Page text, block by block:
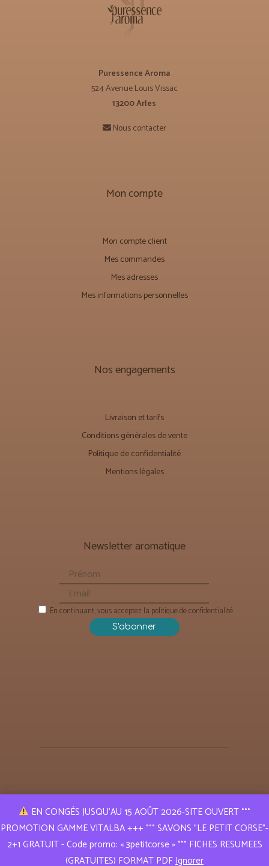
Puressence Aroma
524 Avenue Louis Vissac
13200 Arles
Nous contacter
Mon compte
Mon compte client
Mes commandes
Mes adresses
Mes informations personnelles
Nos engagements
Livraison et tarifs
Conditions générales de vente
Politique de confidentialité
Mentions légales
Newsletter aromatique
En continuant, vous acceptez la politique de confidentialité
Puressence Aroma © 2019 | Tous droits réservés
Réalisation
A l e x a n d r e L E R E S T
EN CONGÉS JUSQU’AU 15 AOÛT 2026-SITE OUVERT °°°
PROMOTION GAMME VITALBA +++ °°° SAVONS "LE PETIT CORSE"-
2+1 GRATUIT - Code promo: « 3petitcorse » °°° FICHES RESUMEES
(GRATUITES) FORMAT PDFIgnorer